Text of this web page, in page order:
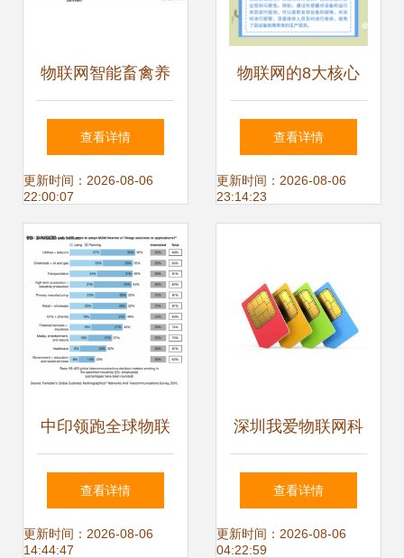
物联网智能畜禽养
殖管理系统 开启现
代养殖新篇章
查看详情
更新时间：2026-08-06
22:00:07
物联网的8大核心
应用场景解析
查看详情
更新时间：2026-08-06
23:14:23
中印领跑全球物联
网应用 技术与服务
的双轮驱动
查看详情
更新时间：2026-08-06
14:44:47
深圳我爱物联网科
技公司推出“4G无
限流量卡” 服务百
查看详情
更新时间：2026-08-06
04:22:59